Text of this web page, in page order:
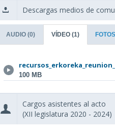
Descargas medios de
AUDIO(0) VÍDEO(1) FOTOS
100 MB
Cargos asistentes al acto
(XII legislatura 2020 - 2024)